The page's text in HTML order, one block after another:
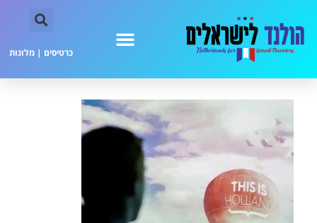
כרטיסים | מלונות